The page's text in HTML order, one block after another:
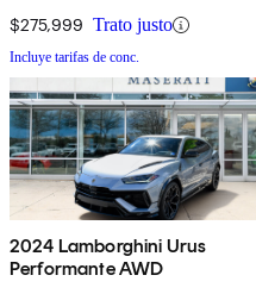
$275,999 Trato justo
Incluye tarifas de conc.
2024 Lamborghini Urus
Performante AWD